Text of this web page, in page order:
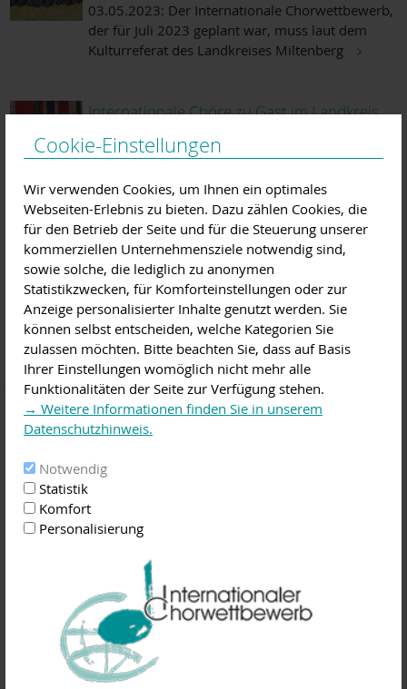
Cookie-Einstellungen
Wir verwenden Cookies, um Ihnen ein optimales
Webseiten-Erlebnis zu bieten. Dazu zählen Cookies, die
für den Betrieb der Seite und für die Steuerung unserer
kommerziellen Unternehmensziele notwendig sind,
sowie solche, die lediglich zu anonymen
Statistikzwecken, für Komforteinstellungen oder zur
Anzeige personalisierter Inhalte genutzt werden. Sie
können selbst entscheiden, welche Kategorien Sie
zulassen möchten. Bitte beachten Sie, dass auf Basis
Ihrer Einstellungen womöglich nicht mehr alle
Funktionalitäten der Seite zur Verfügung stehen.
→ Weitere Informationen finden Sie in unserem
Datenschutzhinweis.
Notwendig
Statistik
Komfort
Personalisierung
03.05.2023: Der Internationale Chorwettbewerb,
der für Juli 2023 geplant war, muss laut dem
Kulturreferat des Landkreises Miltenberg
Internationale Chöre zu Gast im Landkreis
10.02.2023:Der Internationale Chorwettbewerb
im Landkreis Miltenberg ist einer der kulturellen
Höhepunkte und nach fünfjähriger Pau
Musik im Dienste der Völkerfreundschaft
16.07.2018:Mit einem grandiosen
Abschlusskonzert ist am Sonntag der zwölfte
Internationale Chorwettbewerb im Landkreis
Miltenberg z
Festivalensemble probt
Eröffnungskonzert des 12. Internationalen
Teilnahme am Festivalchor zum 12.
Internationalen Chorwettbewerb
20.03.2018:Der Internationale Chorwettbewerb
im Landkreis Miltenberg findet im Jahr 2018
bereits zum 12. Mal statt. Vom 12. bis 15.